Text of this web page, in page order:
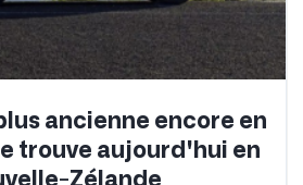
ancienne encore en
trouve aujourd'hui en
Zélande